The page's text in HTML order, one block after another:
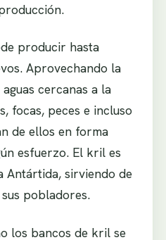
producir hasta
Aprovechando la
cercanas a la
focas, peces e incluso
de ellos en forma
esfuerzo. El kril es
Antártida, sirviendo de
pobladores.
los bancos de kril se